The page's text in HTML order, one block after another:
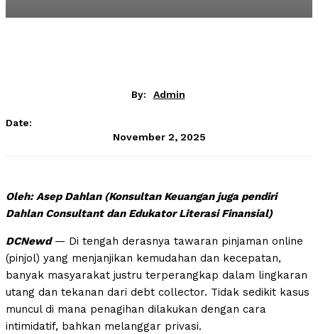
By: Admin
Date:
November 2, 2025
Oleh: Asep Dahlan (Konsultan Keuangan juga pendiri
Dahlan Consultant dan Edukator Literasi Finansial)
DCNewd— Di tengah derasnya tawaran pinjaman online
(pinjol) yang menjanjikan kemudahan dan kecepatan,
banyak masyarakat justru terperangkap dalam lingkaran
utang dan tekanan dari debt collector. Tidak sedikit kasus
muncul di mana penagihan dilakukan dengan cara
intimidatif, bahkan melanggar privasi.